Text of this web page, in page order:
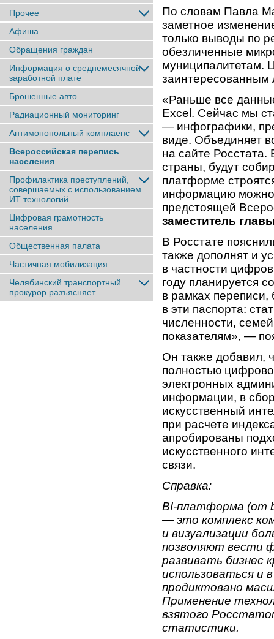
Прочее
Афиша
Обращения граждан
Информация о среднемесячной
заработной плате
Брошенные авто
Радиационный мониторинг
Антимонопольный комплаенс
Всероссийская перепись
населения
Профилактика преступлений,
совершаемых с использованием
ИТ технологий
Цифровая грамотность
населения
Общественная палата
Частичная мобилизация
Челябинский транспортный
прокурор разъясняет
По словам Павла
заметное
только выводы по
обезличенные
муниципалитетам.
заинтересованным
«Раньше все
Excel. Сейчас мы
— инфографики,
виде. Объединяет
на сайте
страны, будут
платформе
информацию можно
предстоящей
заместитель
В Росстате
также дополнят и
в частности
году планируется
в рамках переписи,
в эти паспорта:
численности,
показателям», —
Он также добавил,
полностью
электронных
информации, в
искусственный
при расчете
апробированы
искусственного
связи.
Справка:
BI-платформа (от
— это комплекс
и визуализации
позволяют вести
развивать бизнес
использоваться и
продиктовано
Применение
взятого
статистики.